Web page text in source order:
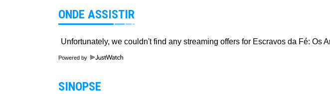
ONDE ASSISTIR
Powered by
SINOPSE